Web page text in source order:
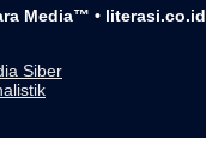
Media™ • literasi.co.id
Siber